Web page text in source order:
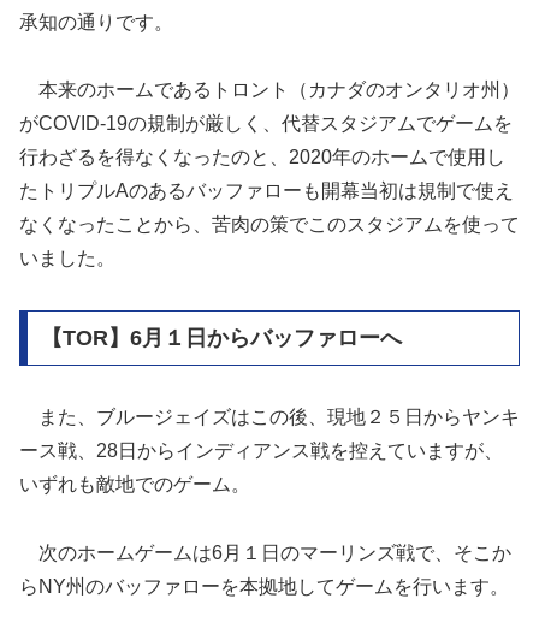
承知の通りです。
本来のホームであるトロント（カナダのオンタリオ州）
がCOVID-19の規制が厳しく、代替スタジアムでゲームを
行わざるを得なくなったのと、2020年のホームで使用し
たトリプルAのあるバッファローも開幕当初は規制で使え
なくなったことから、苦肉の策でこのスタジアムを使って
いました。
【TOR】6月１日からバッファローへ
また、ブルージェイズはこの後、現地２５日からヤンキ
ース戦、28日からインディアンス戦を控えていますが、
いずれも敵地でのゲーム。
次のホームゲームは6月１日のマーリンズ戦で、そこか
らNY州のバッファローを本拠地してゲームを行います。